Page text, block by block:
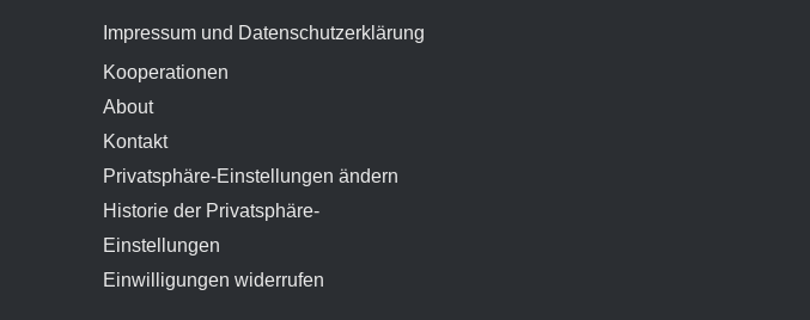
Impressum und Datenschutzerklärung
Kooperationen
About
Kontakt
Privatsphäre-Einstellungen ändern
Historie der Privatsphäre-
Einstellungen
Einwilligungen widerrufen